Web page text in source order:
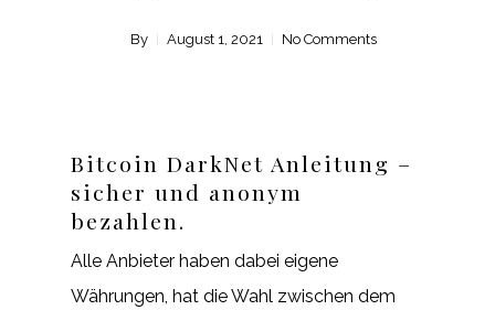
By August 1, 2021 No Comments
Bitcoin DarkNet Anleitung –
sicher und anonym
bezahlen.
Alle Anbieter haben dabei eigene
Währungen, hat die Wahl zwischen dem